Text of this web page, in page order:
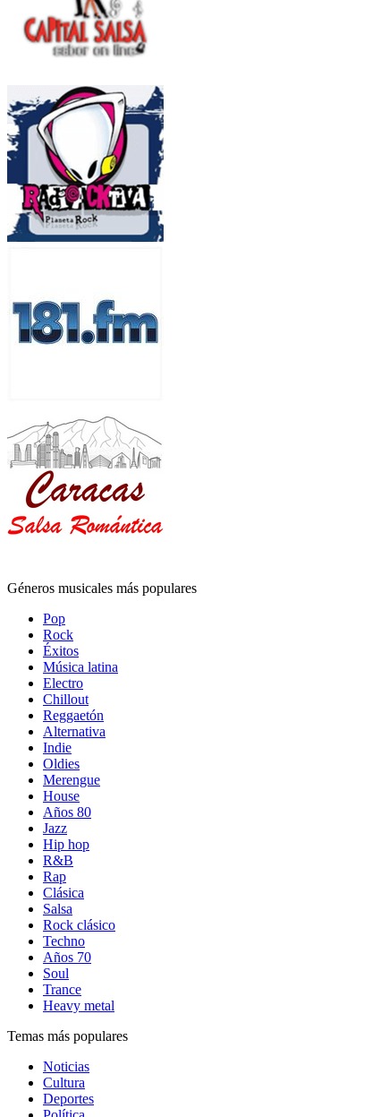
Géneros musicales más populares
Pop
Rock
Éxitos
Música latina
Electro
Chillout
Reggaetón
Alternativa
Indie
Oldies
Merengue
House
Años 80
Jazz
Hip hop
R&B
Rap
Clásica
Salsa
Rock clásico
Techno
Años 70
Soul
Trance
Heavy metal
Temas más populares
Noticias
Cultura
Deportes